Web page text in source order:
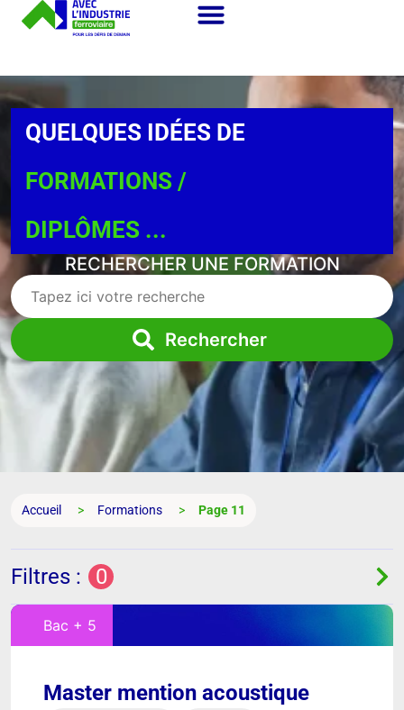
QUELQUES IDÉES DE
FORMATIONS /
DIPLÔMES ...
RECHERCHER UNE FORMATION
Rechercher
Accueil Formations Page 11
Filtres : 0
Bac + 5
Master mention acoustique